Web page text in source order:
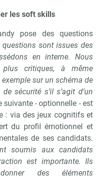
les soft skills
pose des questions
questions sont issues des
en interne. Nous
critiques, à même
sur un schéma de
sécurité s’il s’agit d’un
suivante - optionnelle - est
: via des jeux cognitifs et
du profil émotionnel et
de ses candidats.
soumis aux candidats
est importante. Ils
des éléments